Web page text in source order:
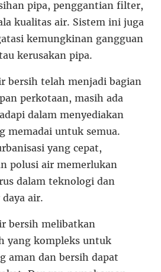
pipa, penggantian filter,
kualitas air. Sistem ini juga
kemungkinan gangguan
kerusakan pipa.
bersih telah menjadi bagian
perkotaan, masih ada
dalam menyediakan
memadai untuk semua.
yang cepat,
polusi air memerlukan
dalam teknologi dan
air.
bersih melibatkan
yang kompleks untuk
aman dan bersih dapat